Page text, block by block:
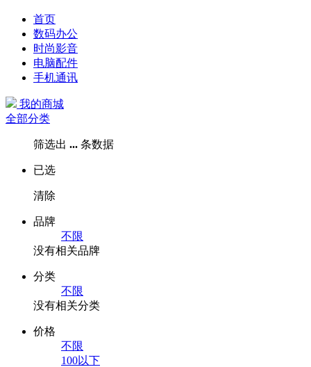
首页
数码办公
时尚影音
电脑配件
手机通讯
我的商城
全部分类
筛选出 ... 条数据
已选
清除
品牌
不限
没有相关品牌
分类
不限
没有相关分类
价格
不限
100以下